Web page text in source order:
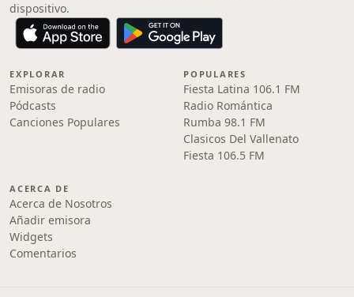
dispositivo.
EXPLORAR
Emisoras de radio
Pódcasts
Canciones Populares
POPULARES
Fiesta Latina 106.1 FM
Radio Romántica
Rumba 98.1 FM
Clasicos Del Vallenato
Fiesta 106.5 FM
ACERCA DE
Acerca de Nosotros
Añadir emisora
Widgets
Comentarios